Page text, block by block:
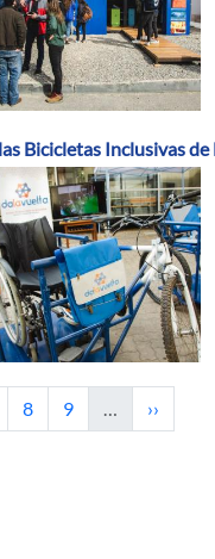
Bicicletas Inclusivas
Página
8 Página
9 …
››